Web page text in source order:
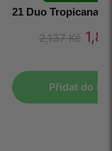
21 Duo Tropicana
2,137Kč
Přidat do